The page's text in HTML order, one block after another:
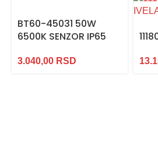
BT60-45031 50W
6500K SENZOR IP65
3.040,00 RSD